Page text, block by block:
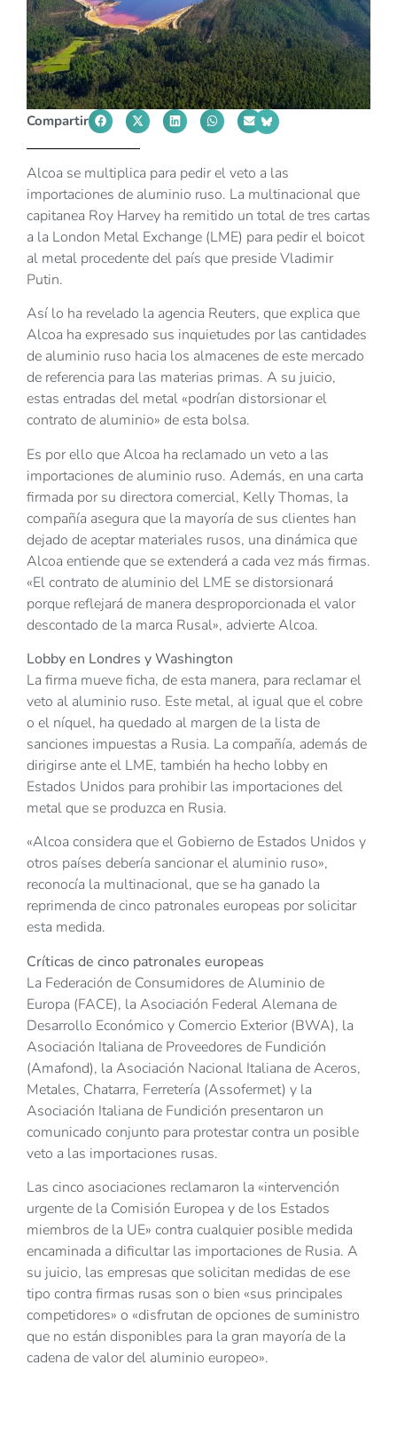
Compartir
Alcoa se multiplica para pedir el veto a las
importaciones de aluminio ruso. La multinacional que
capitanea Roy Harvey ha remitido un total de tres cartas
a la London Metal Exchange (LME) para pedir el boicot
al metal procedente del país que preside Vladimir
Putin.
Así lo ha revelado la agencia Reuters, que explica que
Alcoa ha expresado sus inquietudes por las cantidades
de aluminio ruso hacia los almacenes de este mercado
de referencia para las materias primas. A su juicio,
estas entradas del metal «podrían distorsionar el
contrato de aluminio» de esta bolsa.
Es por ello que Alcoa ha reclamado un veto a las
importaciones de aluminio ruso. Además, en una carta
firmada por su directora comercial, Kelly Thomas, la
compañía asegura que la mayoría de sus clientes han
dejado de aceptar materiales rusos, una dinámica que
Alcoa entiende que se extenderá a cada vez más firmas.
«El contrato de aluminio del LME se distorsionará
porque reflejará de manera desproporcionada el valor
descontado de la marca Rusal», advierte Alcoa.
Lobby en Londres y Washington
La firma mueve ficha, de esta manera, para reclamar el
veto al aluminio ruso. Este metal, al igual que el cobre
o el níquel, ha quedado al margen de la lista de
sanciones impuestas a Rusia. La compañía, además de
dirigirse ante el LME, también ha hecho lobby en
Estados Unidos para prohibir las importaciones del
metal que se produzca en Rusia.
«Alcoa considera que el Gobierno de Estados Unidos y
otros países debería sancionar el aluminio ruso»,
reconocía la multinacional, que se ha ganado la
reprimenda de cinco patronales europeas por solicitar
esta medida.
Críticas de cinco patronales europeas
La Federación de Consumidores de Aluminio de
Europa (FACE), la Asociación Federal Alemana de
Desarrollo Económico y Comercio Exterior (BWA), la
Asociación Italiana de Proveedores de Fundición
(Amafond), la Asociación Nacional Italiana de Aceros,
Metales, Chatarra, Ferretería (Assofermet) y la
Asociación Italiana de Fundición presentaron un
comunicado conjunto para protestar contra un posible
veto a las importaciones rusas.
Las cinco asociaciones reclamaron la «intervención
urgente de la Comisión Europea y de los Estados
miembros de la UE» contra cualquier posible medida
encaminada a dificultar las importaciones de Rusia. A
su juicio, las empresas que solicitan medidas de ese
tipo contra firmas rusas son o bien «sus principales
competidores» o «disfrutan de opciones de suministro
que no están disponibles para la gran mayoría de la
cadena de valor del aluminio europeo».